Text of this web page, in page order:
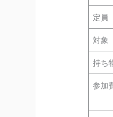
定員
対象
持ち
参加